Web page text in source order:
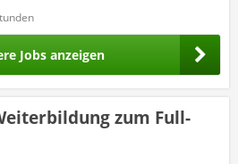
Jobs anzeigen
zum Full-